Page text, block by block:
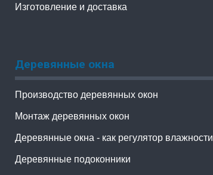
Изготовление и доставка
Деревянные окна
Производство деревянных окон
Монтаж деревянных окон
Деревянные окна - как регулятор влажности
Деревянные подоконники